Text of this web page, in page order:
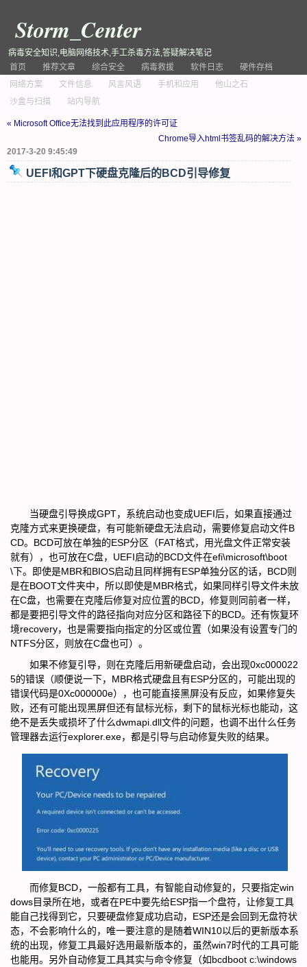
Storm_Center
病毒安全知识,电脑网络技术,手工杀毒方法,答疑解决笔记
首页
推荐文章 综合安全 病毒救援 软件日志
硬件存档
网络方案
文件信息 风言风语 手机和应用
他山之石
沙盒与扫描
站内导航
« Microsoft Office无法找到此应用程序的许可证
Chrome导入html书签乱码的解决方法 »
2017-3-20 9:45:49
UEFI和GPT下硬盘克隆后的BCD引导修复
当硬盘引导换成GPT，系统启动也变成UEFI后，如果直接通过
克隆方式来更换硬盘，有可能新硬盘无法启动，需要修复启动文件B
CD。BCD可放在单独的ESP分区（FAT格式，用光盘文件正常安装
就有），也可放在C盘，UEFI启动的BCD文件在efi\microsoft\boot
\下。即使是MBR和BIOS启动且同样拥有ESP单独分区的话，BCD则
是在BOOT文件夹中，所以即使是MBR格式，如果同样引导文件未放
在C盘，也需要在克隆后修复对应位置的BCD，修复则同前者一样，
都是要把引导文件的路径指向对应分区和路径下的BCD。还有恢复环
境recovery，也是需要指向指定的分区或位置（如果没有设置专门的
NTFS分区，则放在C盘也可）。
如果不修复引导，则在克隆后用新硬盘启动，会出现0xc000022
5的错误（顺便说一下，MBR格式硬盘且有ESP分区的，可能出现的
错误代码是0Xc000000e），也可能直接黑屏没有反应，如果修复失
败，还有可能出现黑屏但还有鼠标光标，剩下的鼠标光标也能动，这
绝不是丢失或损坏了什么dwmapi.dll文件的问题，也调不出什么任务
管理器去运行explorer.exe，都是引导与启动修复失败的结果。
而修复BCD，一般都有工具，有智能自动修复的，只要指定win
dows目录所在地，或者在PE中要先给ESP指一个盘符，让修复工具
能自己找得到它，只要硬盘修复成功启动，ESP还是会回到无盘符状
态，不会影响什么的，唯一要注意的是随着WIN10以后的更新版本系
统的出现，修复工具最好选用最新版本的，虽然win7时代的工具可能
也能用。另外自动修复工具其实与命令修复（如bcdboot c:\windows